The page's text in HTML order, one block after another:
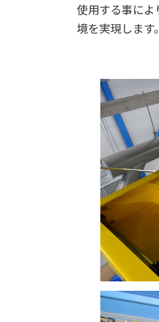
使用する事に
境を実現します。